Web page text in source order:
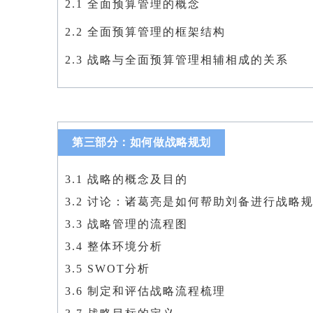
2.1 全面 预算管理的概念
2.2 全面预算管理的框架结构
2.3 战略与全面预算管理相辅相成的关系
第三部分：如何做战略规划
3.1 战略的概念及目的
3.2 讨论：诸葛亮是如何帮助刘备进行战略
3.3 战略管理的流程图
3.4 整体环境分析
3.5 SWOT分析
3.6 制定和评估战略流程梳理